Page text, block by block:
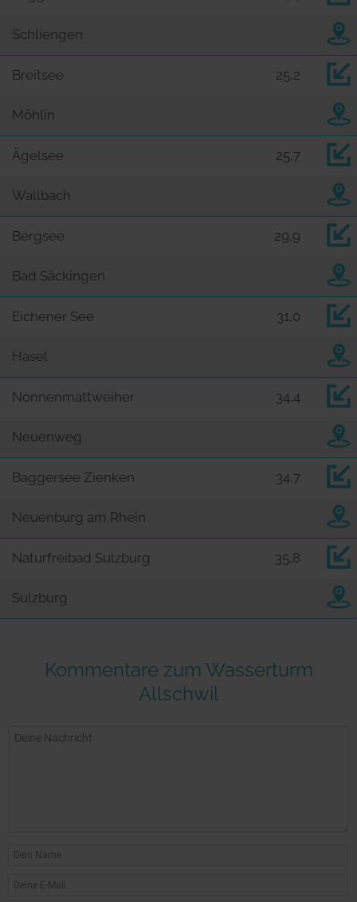
Schliengen
Breitsee 25,2
Möhlin
Ägelsee 25,7
Wallbach
Bergsee 29,9
Bad Säckingen
Eichener See 31,0
Hasel
Nonnenmattweiher 34,4
Neuenweg
Baggersee Zienken 34,7
Neuenburg am Rhein
Naturfreibad Sulzburg 35,8
Sulzburg
Kommentare zum Wasserturm
Allschwil